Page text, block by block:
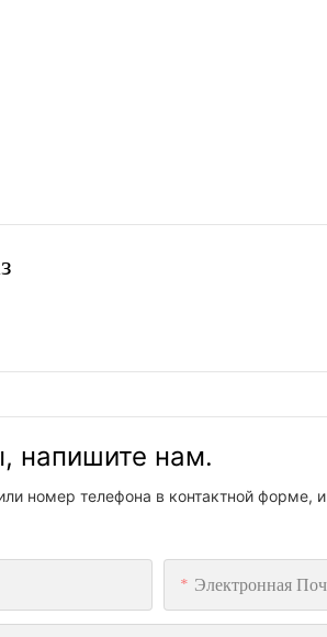
напишите нам.
номер телефона в контактной
Электронная